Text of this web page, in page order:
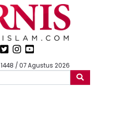
/ 07 Agustus 2026